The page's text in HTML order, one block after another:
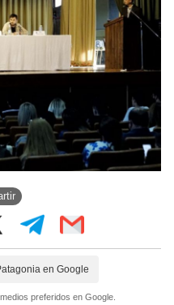
en Google
preferidos en Google.